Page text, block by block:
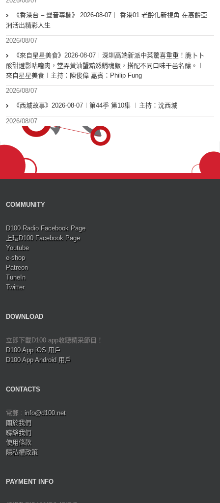
《香港台 – 聲音專欄》 2026-08-07｜ 香港01 老齡化新視角 在高齡亞
洲活出精彩人生
2026/08/07
《來自星星美食》2026-08-07︱深圳高端新派中菜驚喜重重！脆卜卜
酸甜燈影咕嚕肉，堂弄黃油蟹黯然銷魂飯，搭配不同口味干邑名釀。︱
來自星星美食︱主持：陳俊偉 嘉賓：Philip Fung
2026/08/07
《西城故事》2026-08-07︱第44季 第10集 ︱主持：沈西城
2026/08/07
COMMUNITY
D100 Radio Facebook Page
上環D100 Facebook Page
Youtube
e-shop
Patreon
TuneIn
Twitter
DOWNLOAD
立即下載D100 app收聽精采節目！
D100 App iOS 用戶
D100 App Android 用戶
CONTACTS
電郵 : info@d100.net
關於我們
聯絡我們
使用條款
隱私權政策
PAYMENT INFO